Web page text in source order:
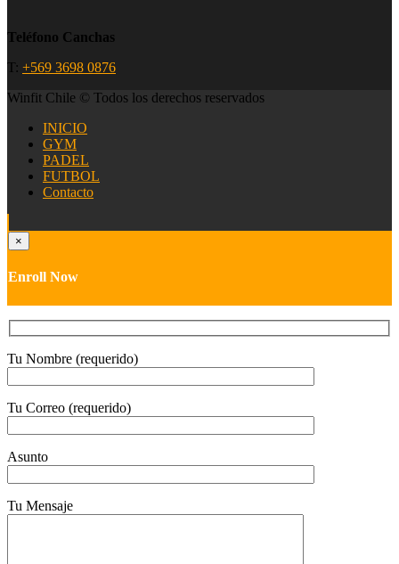
Teléfono Canchas
T: +569 3698 0876
Winfit Chile © Todos los derechos reservados
INICIO
GYM
PADEL
FUTBOL
Contacto
×
Enroll Now
Tu Nombre (requerido)
Tu Correo (requerido)
Asunto
Tu Mensaje